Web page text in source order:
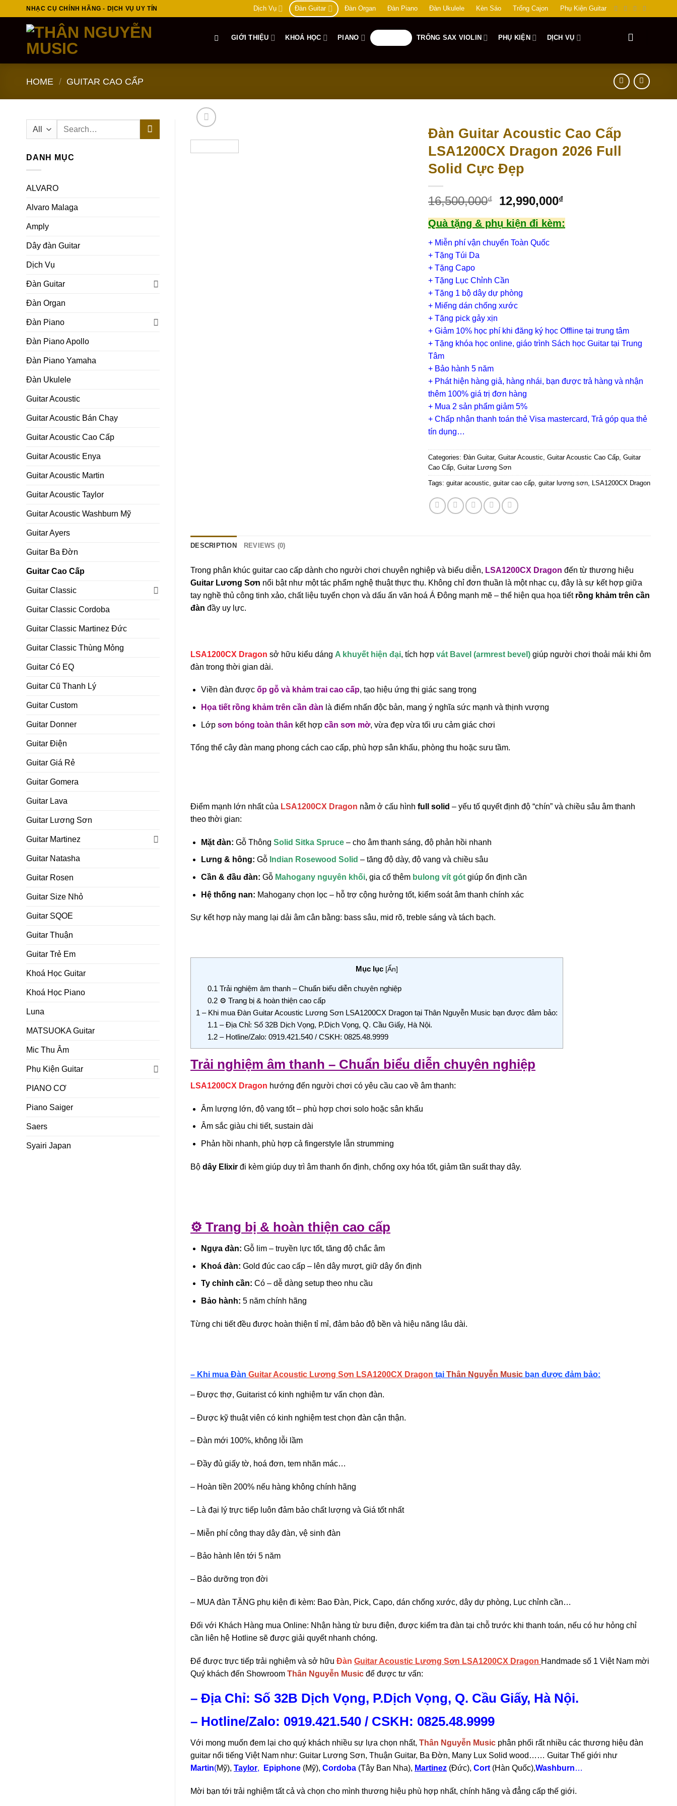
to
NHẠC CỤ CHÍNH HÃNG - DỊCH VỤ UY TÍN Dịch Vụ Đàn Guitar Đàn Organ Đàn Piano Đàn Ukulele Kèn Sáo Trống Cajon Phụ Kiện Guitar
GIỚI THIỆU KHOÁ HỌC PIANO TRỐNG SAX VIOLIN PHỤ KIỆN DỊCH VỤ
HOME / GUITAR CAO CẤP
Search
DANH MỤC
ALVARO
Alvaro Malaga
Amply
Dây đàn Guitar
Dịch Vụ
Đàn Guitar
Đàn Organ
Đàn Piano
Đàn Piano Apollo
Đàn Piano Yamaha
Đàn Ukulele
Guitar Acoustic
Guitar Acoustic Bán Chạy
Guitar Acoustic Cao Cấp
Guitar Acoustic Enya
Guitar Acoustic Martin
Guitar Acoustic Taylor
Guitar Acoustic Washburn Mỹ
Guitar Ayers
Guitar Ba Đờn
Guitar Cao Cấp
Guitar Classic
Guitar Classic Cordoba
Guitar Classic Martinez Đức
Guitar Classic Thùng Mỏng
Guitar Có EQ
Guitar Cũ Thanh Lý
Guitar Custom
Guitar Donner
Guitar Điện
Guitar Giá Rẻ
Guitar Gomera
Guitar Lava
Guitar Lương Sơn
Guitar Martinez
Guitar Natasha
Guitar Rosen
Guitar Size Nhỏ
Guitar SQOE
Guitar Thuận
Guitar Trẻ Em
Khoá Học Guitar
Khoá Học Piano
Luna
MATSUOKA Guitar
Mic Thu Âm
Phụ Kiện Guitar
PIANO CƠ
Piano Saiger
Saers
Syairi Japan
Đàn Guitar Acoustic Cao Cấp
LSA1200CX Dragon 2026 Full
Solid Cực Đẹp
16,500,000₫ 12,990,000₫
Quà tặng & phụ kiện đi kèm:
+ Miễn phí vận chuyển Toàn Quốc
+ Tặng Túi Da
+ Tặng Capo
+ Tặng Lục Chỉnh Cần
+ Tặng 1 bộ dây dự phòng
+ Miếng dán chống xước
+ Tặng pick gảy xịn
+ Giảm 10% học phí khi đăng ký học Offline tại trung tâm
+ Tặng khóa học online, giáo trình Sách học Guitar tại Trung
Tâm
+ Bảo hành 5 năm
+ Phát hiện hàng giả, hàng nhái, bạn được trả hàng và nhận
thêm 100% giá trị đơn hàng
+ Mua 2 sản phẩm giảm 5%
+ Chấp nhận thanh toán thẻ Visa mastercard, Trả góp qua thẻ
tín dụng…
Categories: Đàn Guitar, Guitar Acoustic, Guitar Acoustic Cao Cấp, Guitar
Cao Cấp, Guitar Lương Sơn
Tags: guitar acoustic, guitar cao cấp, guitar lương sơn, LSA1200CX Dragon
DESCRIPTION REVIEWS (0)
Trong phân khúc guitar cao cấp dành cho người chơi chuyên nghiệp và biểu diễn, LSA1200CX Dragon đến từ thương hiệu
Guitar Lương Sơn nổi bật như một tác phẩm nghệ thuật thực thụ. Không chỉ đơn thuần là một nhạc cụ, đây là sự kết hợp giữa
tay nghề thủ công tinh xảo, chất liệu tuyển chọn và dấu ấn văn hoá Á Đông mạnh mẽ – thể hiện qua họa tiết rồng khảm trên cần
đàn đầy uy lực.
LSA1200CX Dragon sở hữu kiểu dáng A khuyết hiện đại, tích hợp vát Bavel (armrest bevel) giúp người chơi thoải mái khi ôm
đàn trong thời gian dài.
Viền đàn được ốp gỗ và khảm trai cao cấp, tạo hiệu ứng thị giác sang trọng
Họa tiết rồng khảm trên cần đàn là điểm nhấn độc bản, mang ý nghĩa sức mạnh và thịnh vượng
Lớp sơn bóng toàn thân kết hợp cần sơn mờ, vừa đẹp vừa tối ưu cảm giác chơi
Tổng thể cây đàn mang phong cách cao cấp, phù hợp sân khấu, phòng thu hoặc sưu tầm.
Điểm mạnh lớn nhất của LSA1200CX Dragon nằm ở cấu hình full solid – yếu tố quyết định độ “chín” và chiều sâu âm thanh
theo thời gian:
Mặt đàn: Gỗ Thông Solid Sitka Spruce– cho âm thanh sáng, độ phản hồi nhanh
Lưng & hông: Gỗ Indian Rosewood Solid – tăng độ dày, độ vang và chiều sâu
Cần & đầu đàn: Gỗ Mahogany nguyên khối, gia cố thêm bulong vít gót giúp ổn định cần
Hệ thống nan: Mahogany chọn lọc – hỗ trợ cộng hưởng tốt, kiểm soát âm thanh chính xác
Sự kết hợp này mang lại dải âm cân bằng: bass sâu, mid rõ, treble sáng và tách bạch.
Mục lục [Ẩn]
0.1 Trải nghiệm âm thanh – Chuẩn biểu diễn chuyên nghiệp
0.2⚙️ Trang bị & hoàn thiện cao cấp
1 – Khi mua Đàn Guitar Acoustic Lương Sơn LSA1200CX Dragon tại Thân Nguyễn Music bạn được đảm bảo:
1.1 – Địa Chỉ: Số 32B Dịch Vọng, P.Dịch Vọng, Q. Cầu Giấy, Hà Nội.
1.2– Hotline/Zalo: 0919.421.540 / CSKH: 0825.48.9999
Trải nghiệm âm thanh – Chuẩn biểu diễn chuyên nghiệp
LSA1200CX Dragon hướng đến người chơi có yêu cầu cao về âm thanh:
Âm lượng lớn, độ vang tốt – phù hợp chơi solo hoặc sân khấu
Âm sắc giàu chi tiết, sustain dài
Phản hồi nhanh, phù hợp cả fingerstyle lẫn strumming
Bộ dây Elixir đi kèm giúp duy trì âm thanh ổn định, chống oxy hóa tốt, giảm tần suất thay dây.
⚙️ Trang bị & hoàn thiện cao cấp
Ngựa đàn: Gỗ lim – truyền lực tốt, tăng độ chắc âm
Khoá đàn: Gold đúc cao cấp – lên dây mượt, giữ dây ổn định
Ty chỉnh cần: Có – dễ dàng setup theo nhu cầu
Bảo hành: 5 năm chính hãng
Từng chi tiết đều được hoàn thiện tỉ mỉ, đảm bảo độ bền và hiệu năng lâu dài.
– Khi mua Đàn Guitar Acoustic Lương Sơn LSA1200CX Dragon tại Thân Nguyễn Music bạn được đảm bảo:
– Được thợ, Guitarist có kinh nghiệm tư vấn chọn đàn.
– Được kỹ thuật viên có kinh nghiệm test chọn đàn cận thận.
– Đàn mới 100%, không lỗi lầm
– Đầy đủ giấy tờ, hoá đơn, tem nhãn mác…
– Hoàn tiền 200% nếu hàng không chính hãng
– Là đại lý trực tiếp luôn đảm bảo chất lượng và Giá tốt nhất
– Miễn phí công thay dây đàn, vệ sinh đàn
– Bảo hành lên tới 5 năm
– Bảo dưỡng trọn đời
– MUA đàn TẶNG phụ kiện đi kèm: Bao Đàn, Pick, Capo, dán chống xước, dây dự phòng, Lục chỉnh cần…
Đối với Khách Hàng mua Online: Nhận hàng từ bưu điện, được kiểm tra đàn tại chỗ trước khi thanh toán, nếu có hư hỏng chỉ
cần liên hệ Hotline sẽ được giải quyết nhanh chóng.
Để được trực tiếp trải nghiệm và sở hữu Đàn Guitar Acoustic Lương Sơn LSA1200CX Dragon Handmade số 1 Việt Nam mời
Quý khách đến Showroom Thân Nguyễn Music để được tư vấn:
– Địa Chỉ: Số 32B Dịch Vọng, P.Dịch Vọng, Q. Cầu Giấy, Hà Nội.
– Hotline/Zalo: 0919.421.540 / CSKH: 0825.48.9999
Với mong muốn đem lại cho quý khách nhiều sự lựa chọn nhất, Thân Nguyễn Music phân phối rất nhiều các thương hiệu đàn
guitar nổi tiếng Việt Nam như: Guitar Lương Sơn, Thuận Guitar, Ba Đờn, Many Lux Solid wood…… Guitar Thế giới như
Martin(Mỹ), Taylor, Epiphone (Mỹ), Cordoba (Tây Ban Nha), Martinez (Đức), Cort (Hàn Quốc),Washburn…
Mời bạn tới trải nghiệm tất cả và chọn cho mình thương hiệu phù hợp nhất, chính hãng và đẳng cấp thế giới.